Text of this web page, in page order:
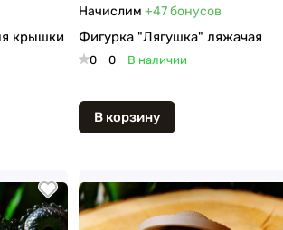
крышки
Начислим +47бонусов
Фигурка "Лягушка" ляжачая
0 0 В наличии
В корзину